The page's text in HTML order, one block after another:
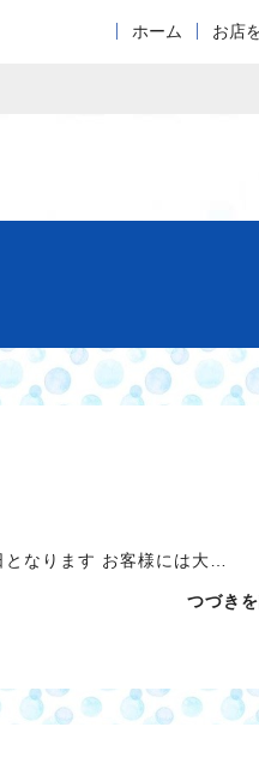
ホーム お店
なります お客様には大…
つづき